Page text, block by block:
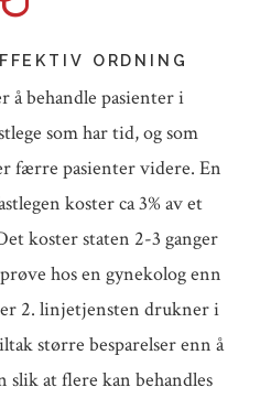
ORDNING
å behandle pasienter i
som har tid, og som
færre pasienter videre. En
koster ca 3% av et
koster staten 2-3 ganger
hos en gynekolog enn
2. linjetjensten drukner i
større besparelser enn å
slik at flere kan behandles